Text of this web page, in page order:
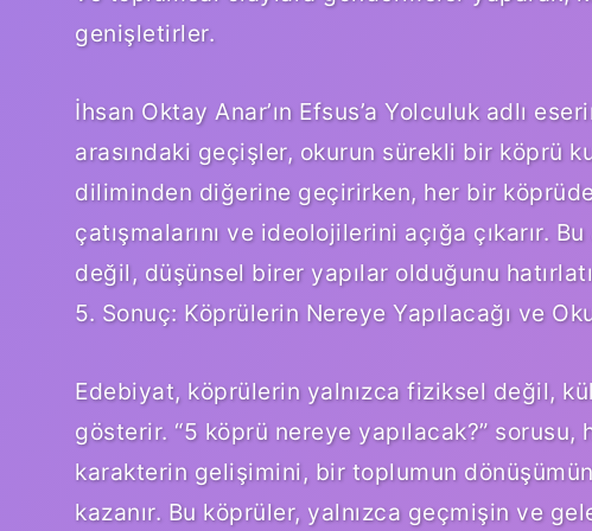
genişletirler.
İhsan Oktay Anar’ın Efsus’a Yolculuk adlı
arasındaki geçişler, okurun sürekli bir köprü
diliminden diğerine geçirirken, her bir
çatışmalarını ve ideolojilerini açığa çıkarır.
değil, düşünsel birer yapılar olduğunu
5. Sonuç: Köprülerin Nereye Yapılacağı ve
Edebiyat, köprülerin yalnızca fiziksel değil,
gösterir. “5 köprü nereye yapılacak?”
karakterin gelişimini, bir toplumun
kazanır. Bu köprüler, yalnızca geçmişin ve